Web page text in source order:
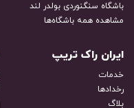
باشگاه سنگنوردی بولدر لند
مشاهده همه باشگاه‌ها
ایران راک تریپ
خدمات
رخدادها
بلاگ